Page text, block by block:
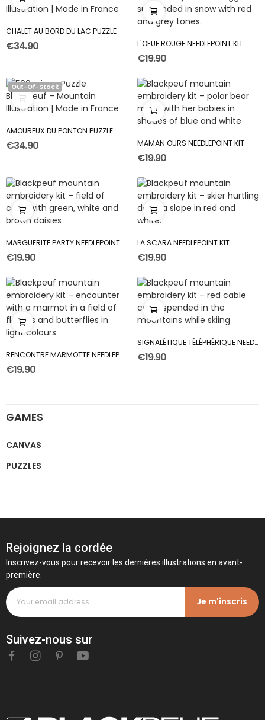
GAMES
CANVAS
PUZZLES
CHALET AU BORD DU LAC PUZZLE
€34.90 L'OEUF ROUGE NEEDLEPOINT KIT
€19.90
Out-Of-Stock
AMOUREUX DU PONTON PUZZLE
€34.90 MAMAN OURS NEEDLEPOINT KIT
€19.90
MARGUERITE PARTY NEEDLEPOINT KIT
€19.90
LA SCARA NEEDLEPOINT KIT
€19.90
RENCONTRE MARMOTTE NEEDLEPOINT KIT
€19.90
SIGNALÉTIQUE TÉLÉPHÉRIQUE NEEDLEPOINT KIT
€19.90
Rejoignez la cordée
Inscrivez-vous pour recevoir les dernières illustrations en avant-
première.
Je m'inscris
Suivez-nous sur